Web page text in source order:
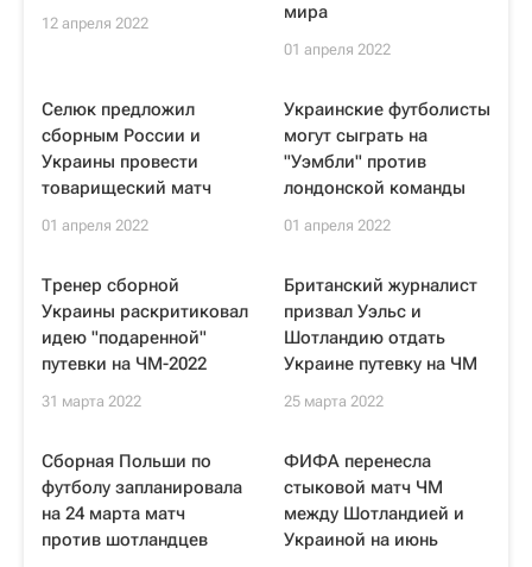
12 апреля 2022
мира
01 апреля 2022
Селюк предложил
сборным России и
Украины провести
товарищеский матч
01 апреля 2022
Украинские футболисты
могут сыграть на
"Уэмбли" против
лондонской команды
01 апреля 2022
Тренер сборной
Украины раскритиковал
идею "подаренной"
путевки на ЧМ-2022
31 марта 2022
Британский журналист
призвал Уэльс и
Шотландию отдать
Украине путевку на ЧМ
25 марта 2022
Сборная Польши по
футболу запланировала
на 24 марта матч
против шотландцев
ФИФА перенесла
стыковой матч ЧМ
между Шотландией и
Украиной на июнь